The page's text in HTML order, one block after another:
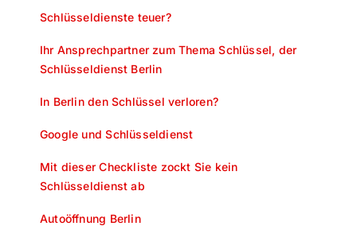
Schlüsseldienste teuer?
Ihr Ansprechpartner zum Thema Schlüssel, der
Schlüsseldienst Berlin
In Berlin den Schlüssel verloren?
Google und Schlüsseldienst
Mit dieser Checkliste zockt Sie kein
Schlüsseldienst ab
Autoöffnung Berlin